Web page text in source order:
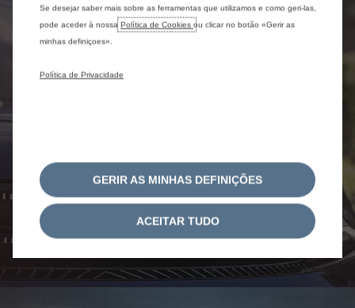
Se desejar saber mais sobre as ferramentas que utilizamos e como geri-las,
pode aceder à nossa Política de Cookies ou clicar no botão «Gerir as
minhas definiçoes».
Política de Privacidade
GERIR AS MINHAS DEFINIÇÕES
ACEITAR TUDO